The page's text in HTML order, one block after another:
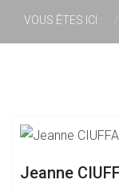
VOUS ÊTES ICI :
Jeanne